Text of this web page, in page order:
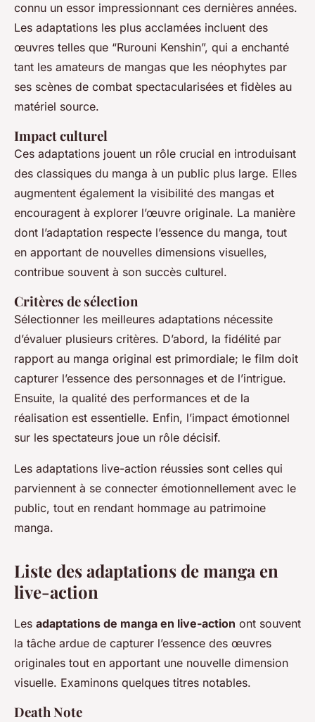
connu un essor impressionnant ces dernières années.
Les adaptations les plus acclamées incluent des
œuvres telles que “Rurouni Kenshin”, qui a enchanté
tant les amateurs de mangas que les néophytes par
ses scènes de combat spectacularisées et fidèles au
matériel source.
Impact culturel
Ces adaptations jouent un rôle crucial en introduisant
des classiques du manga à un public plus large. Elles
augmentent également la visibilité des mangas et
encouragent à explorer l’œuvre originale. La manière
dont l’adaptation respecte l’essence du manga, tout
en apportant de nouvelles dimensions visuelles,
contribue souvent à son succès culturel.
Critères de sélection
Sélectionner les meilleures adaptations nécessite
d’évaluer plusieurs critères. D’abord, la fidélité par
rapport au manga original est primordiale; le film doit
capturer l’essence des personnages et de l’intrigue.
Ensuite, la qualité des performances et de la
réalisation est essentielle. Enfin, l’impact émotionnel
sur les spectateurs joue un rôle décisif.
Les adaptations live-action réussies sont celles qui
parviennent à se connecter émotionnellement avec le
public, tout en rendant hommage au patrimoine
manga.
Liste des adaptations de manga en
live-action
Les adaptations de manga en live-action ont souvent
la tâche ardue de capturer l’essence des œuvres
originales tout en apportant une nouvelle dimension
visuelle. Examinons quelques titres notables.
Death Note